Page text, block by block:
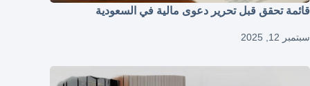
قائمة تحقق قبل تحرير دعوى مالية في السعودية
سبتمبر 12, 2025